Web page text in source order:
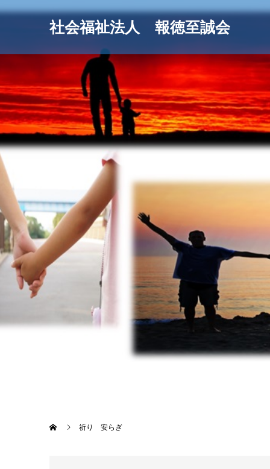
社会福祉法人 報徳至誠会
祈り 安らぎ